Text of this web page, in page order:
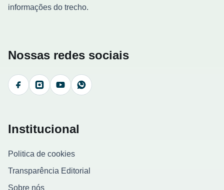
informações do trecho.
Nossas redes sociais
FacebookInstagramYouTubeWhatsApp
Institucional
Politica de cookies
Transparência Editorial
Sobre nós